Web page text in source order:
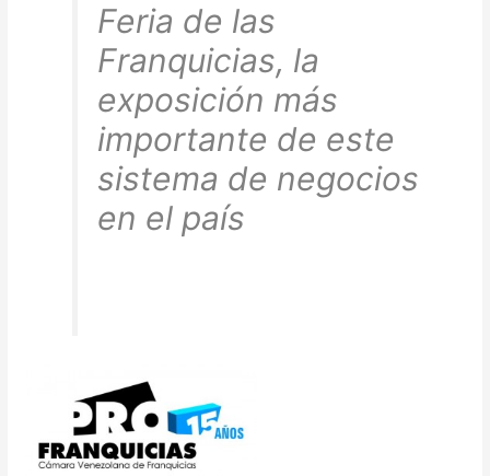
Feria de las
Franquicias, la
exposición más
importante de este
sistema de negocios
en el país